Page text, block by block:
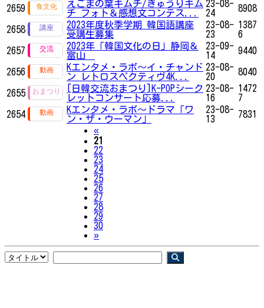
2659
えごまの葉キムチ/きゅうりキム
チ フォト＆感想文コンテス...
23-08-
24
8908
2658
2023年度秋季学期 韓国語講座
受講生募集
23-08-
23
1387
6
2657
2023年「韓国文化の日」静岡＆
富山
23-09-
14
9440
2656
Kエンタメ・ラボ～イ・チャンド
ン レトロスペクティヴ4K...
23-08-
20
8040
2655
[日韓交流おまつり]K-POPシーク
レットコンサート応募...
23-08-
16
1472
7
2654
Kエンタメ・ラボ～ドラマ「ワ
ン・ザ・ウーマン」
23-08-
13
7831
«Previous
21
22
23
24
25
26
27
28
29
30
»Next